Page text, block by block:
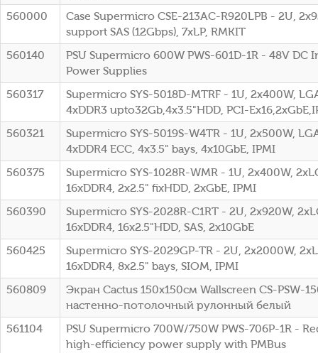
560000
Case Supermicro CSE-213AC-R920LPB - 2U,
support SAS (12Gbps), 7xLP, RMKIT
560140
PSU Supermicro 600W PWS-601D-1R - 48V DC
Power Supplies
560317
Supermicro SYS-5018D-MTRF - 1U, 2x400W,
4xDDR3 upto32Gb,4x3.5"HDD, PCI-
560321
Supermicro SYS-5019S-W4TR - 1U, 2x500W,
4xDDR4 ECC, 4x3.5" bays, 4x10GbE, IPMI
560375
Supermicro SYS-1028R-WMR - 1U, 2x400W,
16xDDR4, 2x2.5" fixHDD, 2xGbE, IPMI
560390
Supermicro SYS-2028R-C1RT - 2U, 2x920W,
16xDDR4, 16x2.5"HDD, SAS, 2x10GbE
560425
Supermicro SYS-2029GP-TR - 2U, 2x2000W,
16xDDR4, 8x2.5" bays, SIOM, IPMI
560809
Экран Cactus 150x150см Wallscreen CS-PSW-
настенно-потолочный рулонный белый
561104
PSU Supermicro 700W/750W PWS-706P-1R -
high-efficiency power supply with PMBus